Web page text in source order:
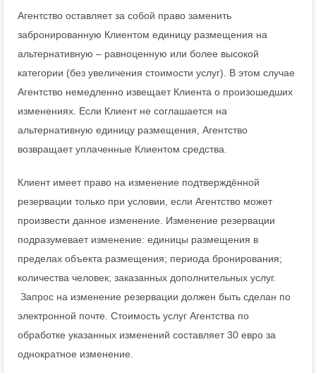
Агентство оставляет за собой право заменить
забронированную Клиентом единицу размещения на
альтернативную – равноценную или более высокой
категории (без увеличения стоимости услуг). В этом случае
Агентство немедленно извещает Клиента о произошедших
изменениях. Если Клиент не соглашается на
альтернативную единицу размещения, Агентство
возвращает уплаченные Клиентом средства.
Клиент имеет право на изменение подтверждённой
резервации только при условии, если Агентство может
произвести данное изменение. Изменение резервации
подразумевает изменение: единицы размещения в
пределах объекта размещения; периода бронирования;
количества человек; заказанных дополнительных услуг.
Запрос на изменение резервации должен быть сделан по
электронной почте. Стоимость услуг Агентства по
обработке указанных изменений составляет 30 евро за
однократное изменение.